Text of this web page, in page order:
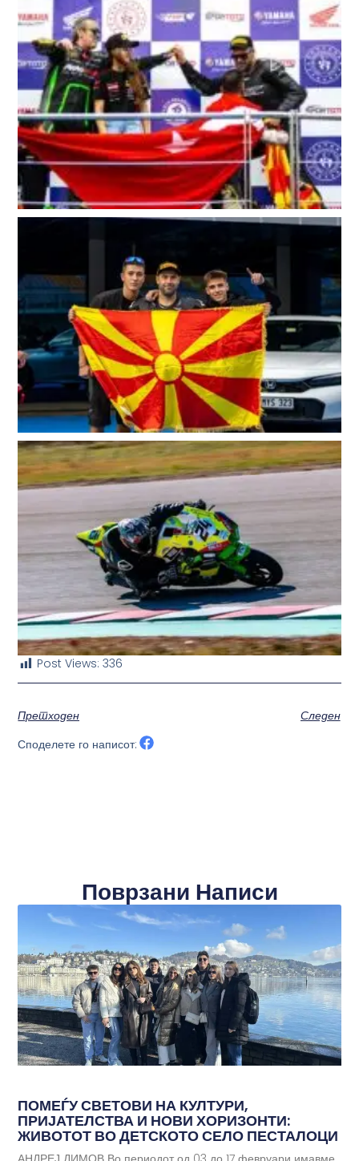
Post Views: 336
Претходен
Следен
Споделете го написот:
Поврзани Написи
ПОМЕЃУ СВЕТОВИ НА КУЛТУРИ,
ПРИЈАТЕЛСТВА И НОВИ ХОРИЗОНТИ:
ЖИВОТОТ ВО ДЕТСКОТО СЕЛО ПЕСТАЛОЦИ